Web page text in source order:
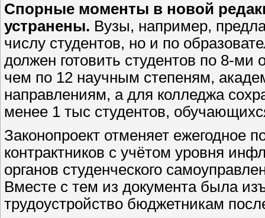
Спорные моменты в новой
устранены. Вузы, например,
числу студентов, но и по
должен готовить студентов по 8-
чем по 12 научным степеням,
направлениям, а для колледжа
менее 1 тыс студентов,
Законопроект отменяет ежегодное
контрактников с учётом уровня
органов студенческого
Вместе с тем из документа была
трудоустройство бюджетникам